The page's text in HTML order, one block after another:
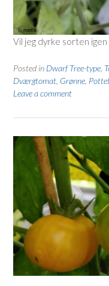
Vil jeg dyrke sorten igen
Posted in Dwarf Tree-type
Dværgtomat Grønne
Leave a comment